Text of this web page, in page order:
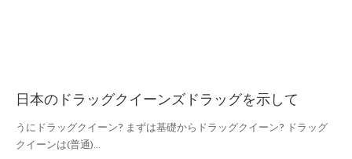
日本のドラッグクイーンズドラッグを示して
うにドラッグクイーン? まずは基礎からドラッグクイーン? ドラッグ
クイーンは(普通)...